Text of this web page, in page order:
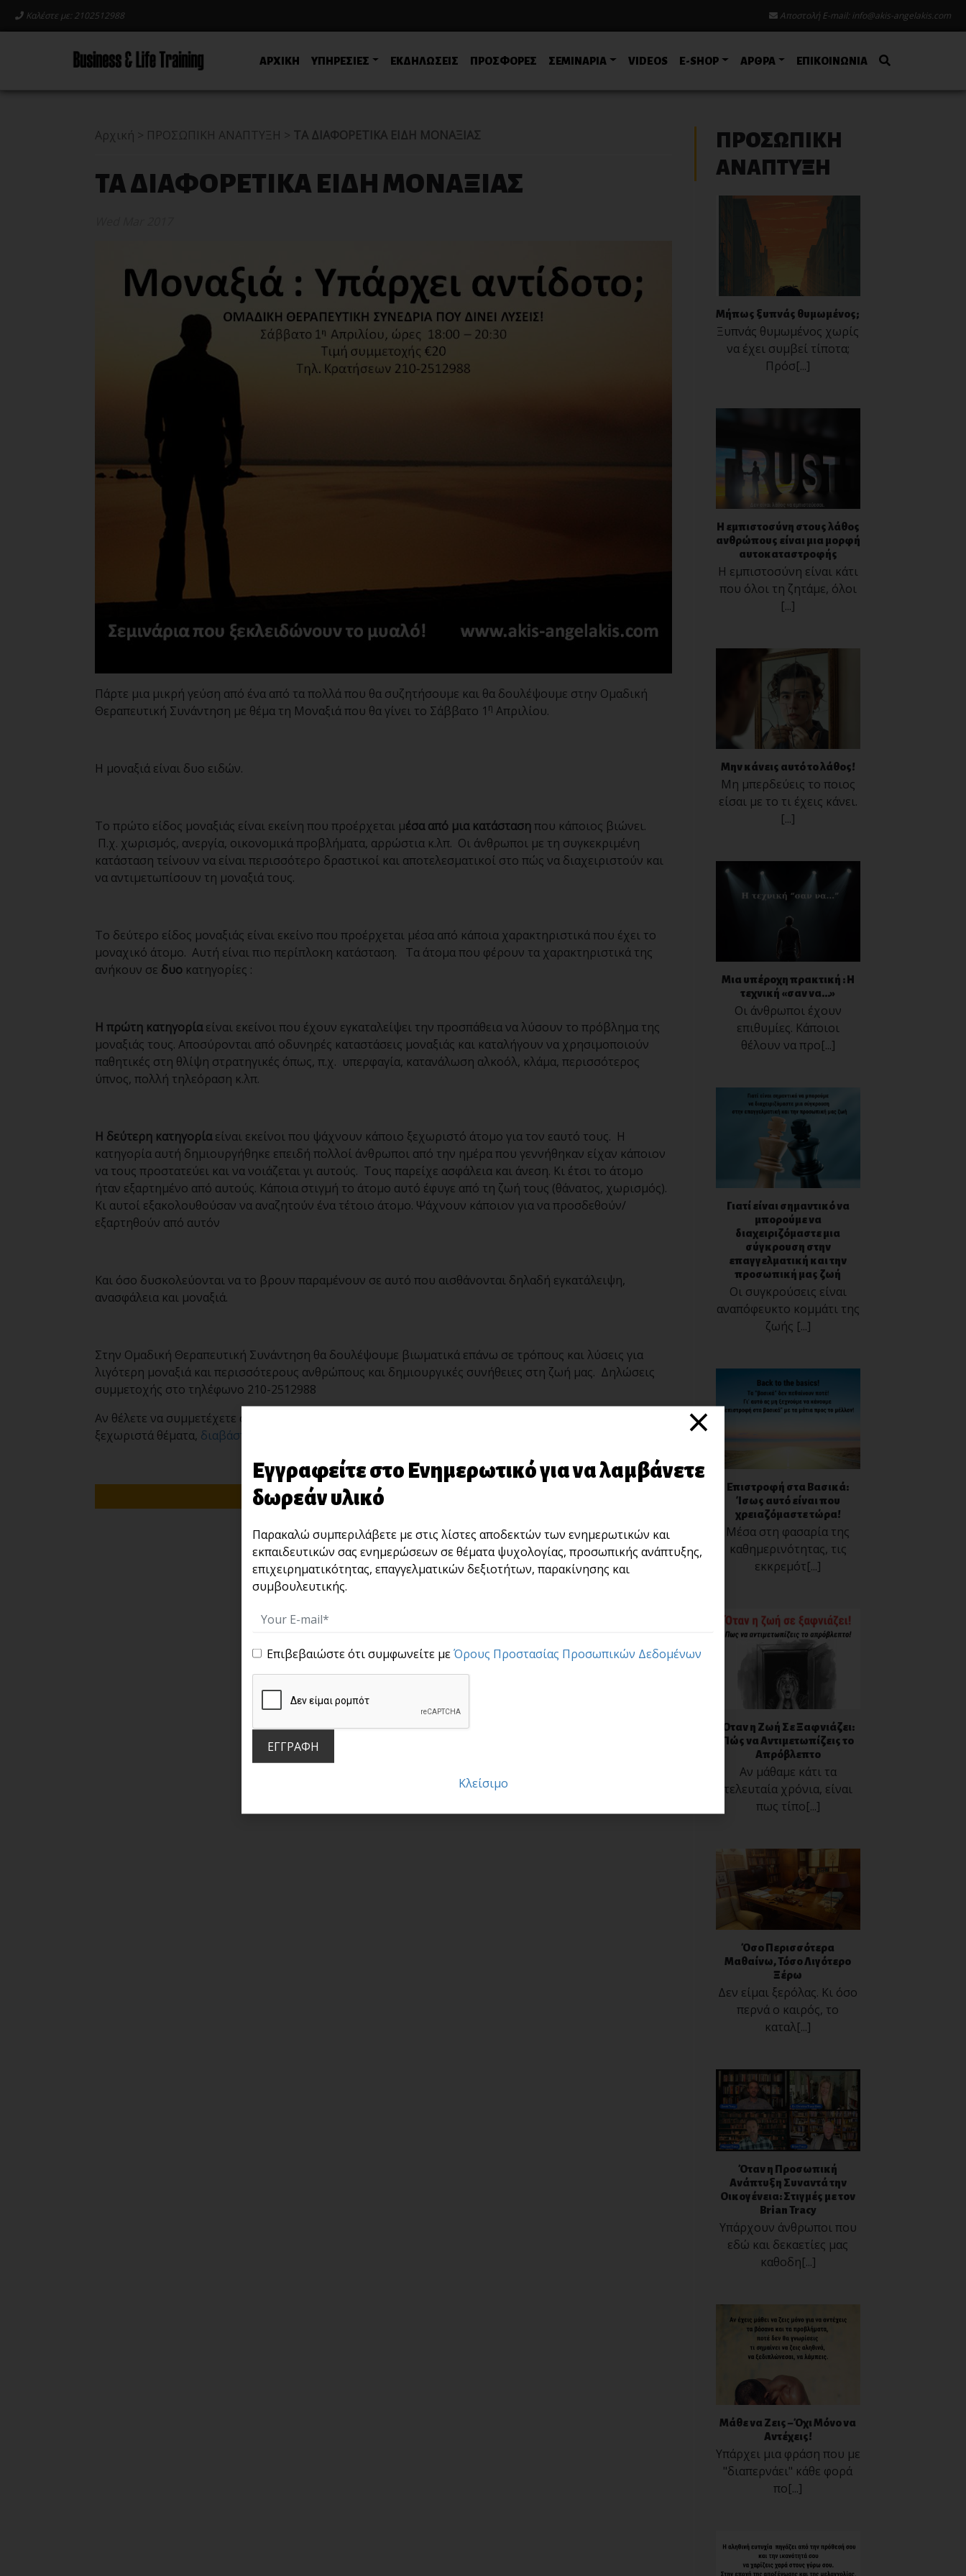
Καλέστε με: 2102512988 Αποστολή E-mail: info@akis-angelakis.com
ΑΡΧΙΚΗ ΥΠΗΡΕΣΙΕΣ ΕΚΔΗΛΩΣΕΙΣ ΠΡΟΣΦΟΡΕΣ ΣΕΜΙΝΑΡΙΑ VIDEOS E-SHOP ΑΡΘΡΑ ΕΠΙΚΟΙΝΩΝΙΑ
Αρχική > ΠΡΟΣΩΠΙΚΗ ΑΝΑΠΤΥΞΗ > ΤΑ ΔΙΑΦΟΡΕΤΙΚΑ ΕΙΔΗ ΜΟΝΑΞΙΑΣ
ΤΑ ΔΙΑΦΟΡΕΤΙΚΑ ΕΙΔΗ ΜΟΝΑΞΙΑΣ
Πάρτε μια μικρή γεύση από ένα από τα πολλά που θα συζητήσουμε και θα δουλέψουμε στην Ομαδική
Θεραπευτική Συνάντηση με θέμα τη Μοναξιά που θα γίνει το Σάββατο 1 η Απριλίου.
Η μοναξιά είναι δυο ειδών.
Το πρώτο είδος μοναξιάς είναι εκείνη που προέρχεται μέσα από μια κατάστασηπου κάποιος βιώνει.
Π.χ. χωρισμός, ανεργία, οικονομικά προβλήματα, αρρώστια κ.λπ. Οι άνθρωποι με τη συγκεκριμένη
κατάσταση τείνουν να είναι περισσότερο δραστικοί και αποτελεσματικοί στο πώς να διαχειριστούν και
να αντιμετωπίσουν τη μοναξιά τους.
Το δεύτερο είδος μοναξιάς είναι εκείνο που προέρχεται μέσα από κάποια χαρακτηριστικά που έχει το
μοναχικό άτομο. Αυτή είναι πιο περίπλοκη κατάσταση. Τα άτομα που φέρουν τα χαρακτηριστικά της
ανήκουν σε δυο κατηγορίες :
Η πρώτη κατηγορίαείναι εκείνοι που έχουν εγκαταλείψει την προσπάθεια να λύσουν το πρόβλημα της
μοναξιάς τους. Αποσύρονται από οδυνηρές καταστάσεις μοναξιάς και καταλήγουν να χρησιμοποιούν
παθητικές στη θλίψη στρατηγικές όπως, π.χ. υπερφαγία, κατανάλωση αλκοόλ, κλάμα, περισσότερος
ύπνος, πολλή τηλεόραση κ.λπ.
Η δεύτερη κατηγορίαείναι εκείνοι που ψάχνουν κάποιο ξεχωριστό άτομο για τον εαυτό τους. Η
κατηγορία αυτή δημιουργήθηκε επειδή πολλοί άνθρωποι από την ημέρα που γεννήθηκαν είχαν κάποιον
να τους προστατεύει και να νοιάζεται γι αυτούς. Τους παρείχε ασφάλεια και άνεση. Κι έτσι το άτομο
ήταν εξαρτημένο από αυτούς. Κάποια στιγμή το άτομο αυτό έφυγε από τη ζωή τους (θάνατος, χωρισμός).
Κι αυτοί εξακολουθούσαν να αναζητούν ένα τέτοιο άτομο. Ψάχνουν κάποιον για να προσδεθούν/
εξαρτηθούν από αυτόν
Και όσο δυσκολεύονται να το βρουν παραμένουν σε αυτό που αισθάνονται δηλαδή εγκατάλειψη,
ανασφάλεια και μοναξιά.
Στην Ομαδική Θεραπευτική Συνάντηση θα δουλέψουμε βιωματικά επάνω σε τρόπους και λύσεις για
λιγότερη μοναξιά και περισσότερους ανθρώπους και δημιουργικές συνήθειες στη ζωή μας. Δηλώσεις
συμμετοχής στο τηλέφωνο 210-2512988
Αν θέλετε να συμμετέχετε σε μια ή και περισσότερες από τις ομαδικές θεραπευτικές συναντήσεις με
ξεχωριστά θέματα, διαβάστε περισσότερα εδώ.
ΠΡΟΣΩΠΙΚΗ
ΑΝΑΠΤΥΞΗ
Μήπως ξυπνάς θυμωμένος;
Ξυπνάς θυμωμένος χωρίς
να έχει συμβεί τίποτα;
Πρόσ[...]
Η εμπιστοσύνη στους λάθος
ανθρώπους είναι μια μορφή
αυτοκαταστροφής
Η εμπιστοσύνη είναι κάτι
που όλοι τη ζητάμε, όλοι
[...]
Μην κάνεις αυτό το λάθος!
Μη μπερδεύεις το ποιος
είσαι με το τι έχεις κάνει.
[...]
Μια υπέροχη πρακτική : Η
τεχνική «σαν να…»
Οι άνθρωποι έχουν
επιθυμίες. Κάποιοι
θέλουν να προ[...]
Γιατί είναι σημαντικό να
μπορούμε να
διαχειριζόμαστε μια
σύγκρουση στην
επαγγελματική και την
προσωπική μας ζωή
Οι συγκρούσεις είναι
αναπόφευκτο κομμάτι της
ζωής [...]
Επιστροφή στα Βασικά:
Ίσως αυτό είναι που
χρειαζόμαστε τώρα!
Μέσα στη φασαρία της
καθημερινότητας, τις
εκκρεμότ[...]
Όταν η Ζωή Σε Ξαφνιάζει:
Πώς να Αντιμετωπίζεις το
Απρόβλεπτο
Αν μάθαμε κάτι τα
τελευταία χρόνια, είναι
πως τίπο[...]
Όσο Περισσότερα
Μαθαίνω, Τόσο Λιγότερο
Ξέρω
Δεν είμαι ξερόλας. Κι όσο
περνά ο καιρός, το
καταλ[...]
Όταν η Προσωπική
Ανάπτυξη Συναντά την
Οικογένεια: Στιγμές με τον
Brian Tracy
Υπάρχουν άνθρωποι που
εδώ και δεκαετίες μας
καθοδη[...]
Μάθε να Ζεις – Όχι Μόνο να
Αντέχεις!
Υπάρχει μια φράση που με
"διαπερνάει" κάθε φορά
πο[...]
×
Εγγραφείτε στο Ενημερωτικό για να λαμβάνετε
δωρεάν υλικό
Παρακαλώ συμπεριλάβετε με στις λίστες αποδεκτών των ενημερωτικών και
εκπαιδευτικών σας ενημερώσεων σε θέματα ψυχολογίας, προσωπικής ανάπτυξης,
επιχειρηματικότητας, επαγγελματικών δεξιοτήτων, παρακίνησης και
συμβουλευτικής.
Επιβεβαιώστε ότι συμφωνείτε μεΌρους Προστασίας Προσωπικών Δεδομένων
ΕΓΓΡΑΦΗ
Κλείσιμο